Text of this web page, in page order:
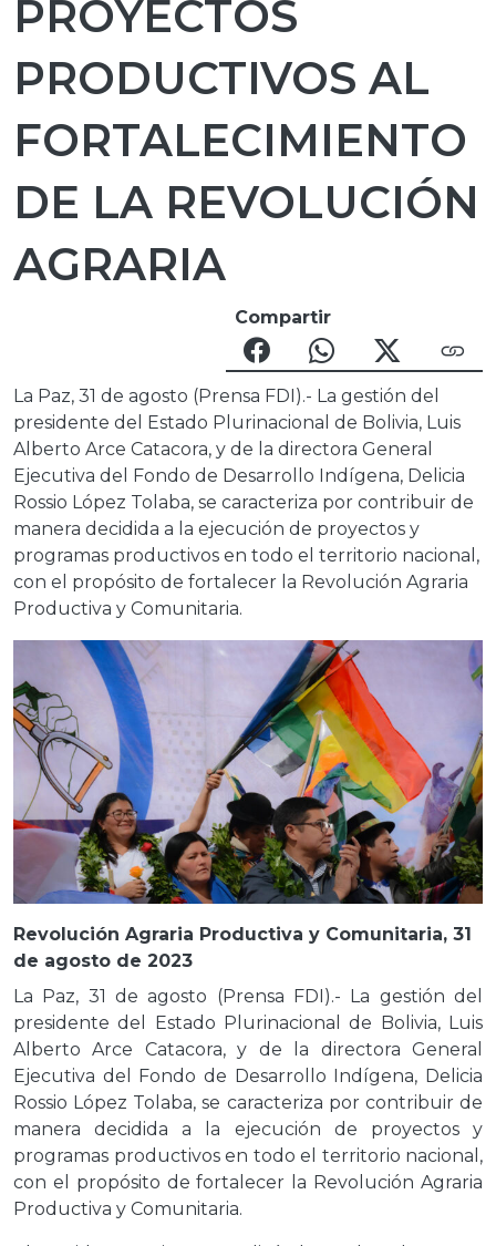
PROYECTOS
PRODUCTIVOS AL
FORTALECIMIENTO
DE LA REVOLUCIÓN
AGRARIA
Compartir
La Paz, 31 de agosto (Prensa FDI).- La gestión del
presidente del Estado Plurinacional de Bolivia, Luis
Alberto Arce Catacora, y de la directora General
Ejecutiva del Fondo de Desarrollo Indígena, Delicia
Rossio López Tolaba, se caracteriza por contribuir de
manera decidida a la ejecución de proyectos y
programas productivos en todo el territorio nacional,
con el propósito de fortalecer la Revolución Agraria
Productiva y Comunitaria.
Revolución Agraria Productiva y Comunitaria, 31
de agosto de 2023
La Paz, 31 de agosto (Prensa FDI).- La gestión del
presidente del Estado Plurinacional de Bolivia, Luis
Alberto Arce Catacora, y de la directora General
Ejecutiva del Fondo de Desarrollo Indígena, Delicia
Rossio López Tolaba, se caracteriza por contribuir de
manera decidida a la ejecución de proyectos y
programas productivos en todo el territorio nacional,
con el propósito de fortalecer la Revolución Agraria
Productiva y Comunitaria.